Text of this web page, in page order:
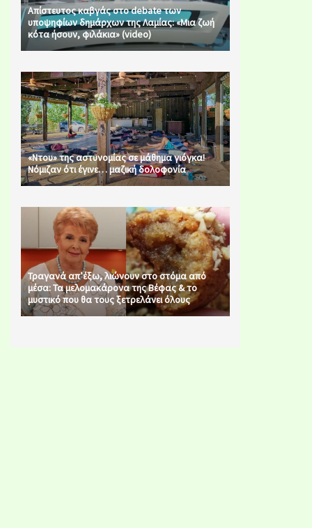
Απίστευτος καβγάς στο debate των
υποψηφίων δημάρχων της Λαμίας: «Μια ζωή
κότα ήσουν, φιλάκια» (video)
«Ντου» της αστυνομίας σε μάθημα γιόγκα!
Νόμιζαν ότι έγινε… μαζική δολοφονία
Τραγανά απ’έξω, λιώνουν στο στόμα από
μέσα: Τα μελομακάρονα της Βέφας & το
μυστικό που θα τους ξετρελάνει όλους